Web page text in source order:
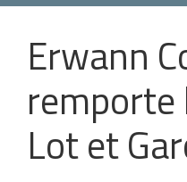
Erwann
remporte
Lot et